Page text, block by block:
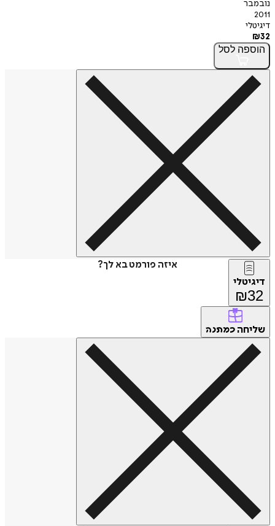
נובמבר
2011
דיגיטלי
₪32
הוספה לסל
איזה פורמט בא לך?
דיגיטלי
₪32
שליחה כמתנה